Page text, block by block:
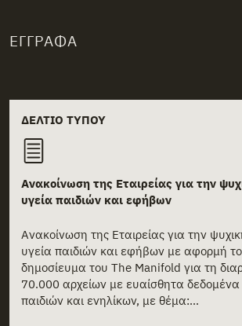
ΈΓΓΡΑΦΑ
Related documents
ΔΕΛΤΊΟ ΤΎΠΟΥ
Ανακοίνωση της Εταιρείας για την
υγεία παιδιών και εφήβων
Ανακοίνωση της Εταιρείας για την
υγεία παιδιών και εφήβων με αφορμή το
δημοσίευμα του The Manifold για τη
70.000 αρχείων με ευαίσθητα δεδομένα
παιδιών και ενηλίκων, με θέμα:...